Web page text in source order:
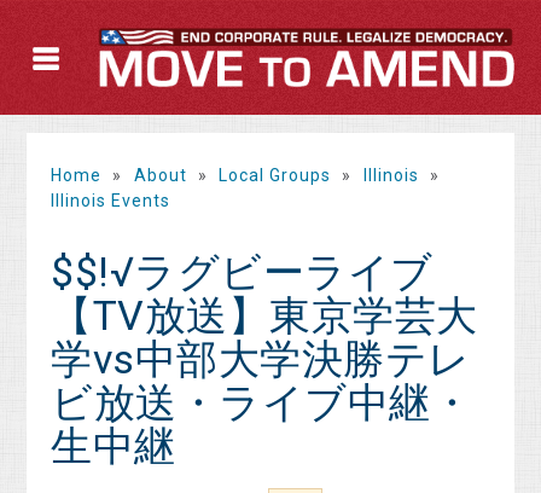
Home » About » Local Groups » Illinois
»
Illinois Events
$$!√ラグビーライブ
【TV放送】東京学芸大
学vs中部大学決勝テレ
ビ放送・ライブ中継・
生中継